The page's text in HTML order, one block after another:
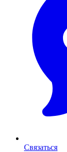
Связаться